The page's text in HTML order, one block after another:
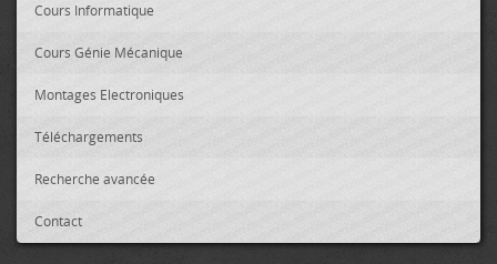
Cours Informatique
Cours Génie Mécanique
Montages Electroniques
Téléchargements
Recherche avancée
Contact